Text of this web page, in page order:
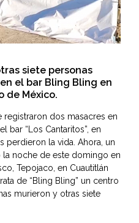
siete personas
el bar Bling Bling en
de México.
registraron dos masacres en
bar “Los Cantaritos”, en
perdieron la vida. Ahora, un
noche de este domingo en
Tepojaco, en Cuautitlán
de “Bling Bling” un centro
murieron y otras siete